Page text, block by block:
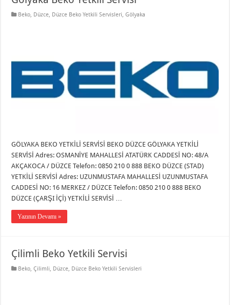
Beko, Düzce, Düzce Beko Yetkili Servisleri,Gölyaka
GÖLYAKA BEKO YETKİLİ SERVİSİ BEKO DÜZCE GÖLYAKA YETKİLİ
SERVİSİ Adres: OSMANİYE MAHALLESİ ATATÜRK CADDESİ NO: 48/A
AKÇAKOCA / DÜZCE Telefon: 0850 210 0 888 BEKO DÜZCE (STAD)
YETKİLİ SERVİSİ Adres: UZUNMUSTAFA MAHALLESİ UZUNMUSTAFA
CADDESİ NO: 16 MERKEZ / DÜZCE Telefon: 0850 210 0 888 BEKO
DÜZCE (ÇARŞI İÇİ) YETKİLİ SERVİSİ …
Yazının Devamı »
Çilimli Beko Yetkili Servisi
Beko,Çilimli, Düzce, Düzce Beko Yetkili Servisleri